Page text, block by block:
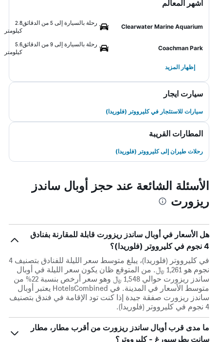
أشهر المعالم
Clearwater Marine Aquarium
رحلة بالسيارة إلى 5 من الدقائق
2.8
كيلومتر
Coachman Park
رحلة بالسيارة إلى 9 من الدقائق
5.6
كيلومتر
إظهار المزيد
سيارت ايجار
سيارات للاستئجار في كليرووتر (فلوريدا)
المطارات القريبة
رحلات طيران إلى كليرووتر (فلوريدا)
الأسئلة الشائعة عند حجز أوبال ساندز
ريزورت
هل الأسعار في أوبال ساندز ريزورت قابلة للمقارنة بفنادق
4 نجوم في كليرووتر (فلوريدا)؟
في كليرووتر (فلوريدا)، يبلغ متوسط ​​سعر الليلة للفنادق بتصنيف 4
نجوم هو 1,261 ﷼. من المتوقع ظان يكون سعر الليلة في أوبال
ساندز ريزورت حوالي 1,548 ﷼ وهو سعر أرخص بنسبة 22% من
متوسط الأسعار في المدينة. في HotelsCombined يعتبر أوبال
ساندز ريزورت صفقة جيدة إذا كنت تود الإقامة في فندق بتصنيف
4 نجوم في كليرووتر (فلوريدا).
ما مدى قرب أوبال ساندز ريزورت من أقرب مطار، مطار
سانت بطرسبورغ - كليرووتر؟